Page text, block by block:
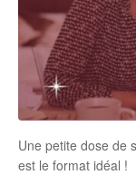
Une petite dose de
est le format idéal !